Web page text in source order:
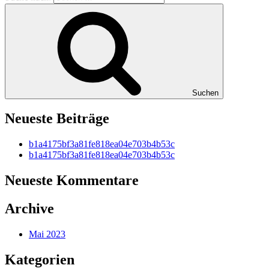
Suchen
Neueste Beiträge
b1a4175bf3a81fe818ea04e703b4b53c
b1a4175bf3a81fe818ea04e703b4b53c
Neueste Kommentare
Archive
Mai 2023
Kategorien